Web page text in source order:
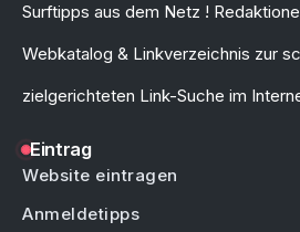
Surftipps aus dem Netz !
Webkatalog & Linkverzeichnis zur
zielgerichteten Link-Suche im
Eintrag
Website eintragen
Anmeldetipps